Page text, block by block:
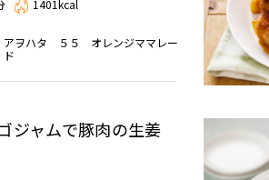
1401kcal
アヲハタ ５５ オレンジママレー
ド
ジャムで豚肉の生姜